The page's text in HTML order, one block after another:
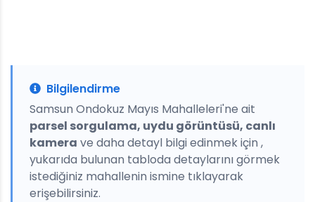
Bilgilendirme
Samsun Ondokuz Mayıs Mahalleleri'ne ait
parsel sorgulama, uydu görüntüsü, canlı
kamera ve daha detayl bilgi edinmek için ,
yukarıda bulunan tabloda detaylarını görmek
istediğiniz mahallenin ismine tıklayarak
erişebilirsiniz.